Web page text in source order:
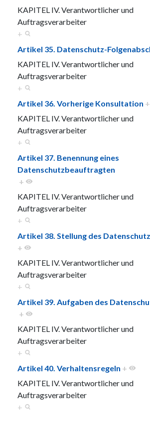
KAPITEL IV. Verantwortlicher und
Auftragsverarbeiter
+
Artikel 35. Datenschutz-
KAPITEL IV. Verantwortlicher und
Auftragsverarbeiter
+
Artikel 36. Vorherige Konsultation +
KAPITEL IV. Verantwortlicher und
Auftragsverarbeiter
+
Artikel 37. Benennung eines
Datenschutzbeauftragten
+
KAPITEL IV. Verantwortlicher und
Auftragsverarbeiter
+
Artikel 38. Stellung des
+
KAPITEL IV. Verantwortlicher und
Auftragsverarbeiter
+
Artikel 39. Aufgaben des
+
KAPITEL IV. Verantwortlicher und
Auftragsverarbeiter
+
Artikel 40. Verhaltensregeln +
KAPITEL IV. Verantwortlicher und
Auftragsverarbeiter
+